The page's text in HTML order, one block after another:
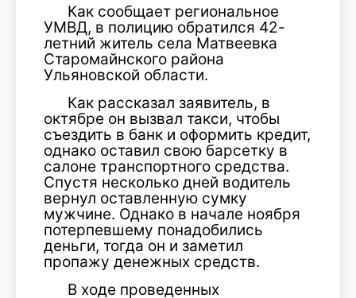
Как сообщает региональное
УМВД, в полицию обратился 42-
летний житель села Матвеевка
Старомайнского района
Ульяновской области.
Как рассказал заявитель, в
октябре он вызвал такси, чтобы
съездить в банк и оформить кредит,
однако оставил свою барсетку в
салоне транспортного средства.
Спустя несколько дней водитель
вернул оставленную сумку
мужчине. Однако в начале ноября
потерпевшему понадобились
деньги, тогда он и заметил
пропажу денежных средств.
В ходе проведенных